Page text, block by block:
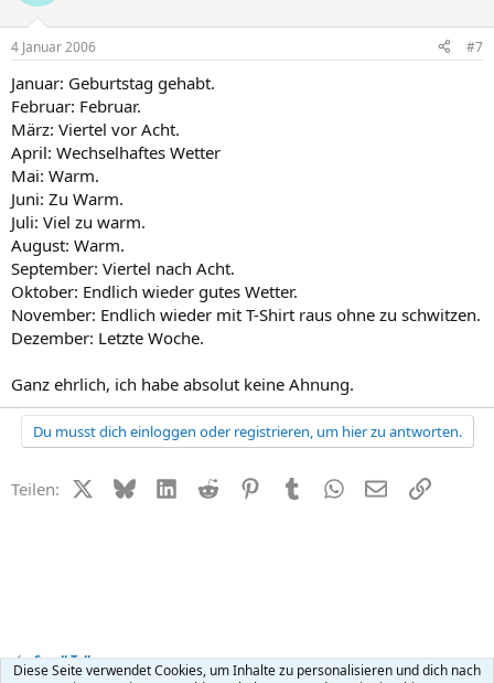
4 Januar 2006 #7
Januar: Geburtstag gehabt.
Februar: Februar.
März: Viertel vor Acht.
April: Wechselhaftes Wetter
Mai: Warm.
Juni: Zu Warm.
Juli: Viel zu warm.
August: Warm.
September: Viertel nach Acht.
Oktober: Endlich wieder gutes Wetter.
November: Endlich wieder mit T-Shirt raus ohne zu schwitzen.
Dezember: Letzte Woche.
Ganz ehrlich, ich habe absolut keine Ahnung.
Du musst dich einloggen oder registrieren, um hier zu antworten.
Teilen: X (Twitter)
BlueskyLinkedIn
Reddit PinterestTumblr WhatsApp
E-MailLink
Small Talk
Diese Seite verwendet Cookies, um Inhalte zu personalisieren und dich nach